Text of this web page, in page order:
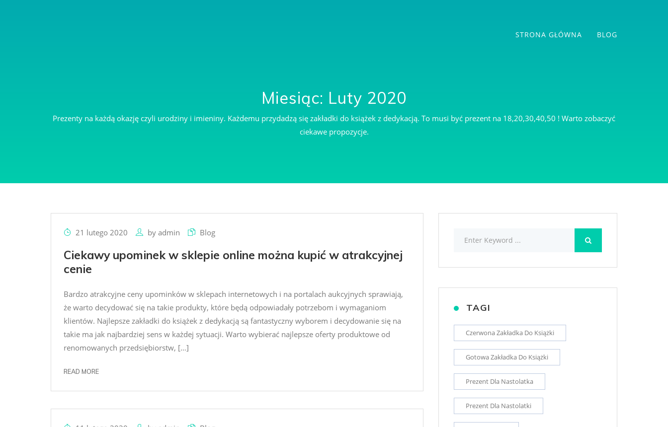
STRONA GŁÓWNA BLOG
Miesiąc: Luty 2020
Prezenty na każdą okazję czyli urodziny i imieniny. Każdemu przydadzą się zakładki do książek z dedykacją. To musi być prezent na 18,20,30,40,50 ! Warto zobaczyć
ciekawe propozycje.
21 lutego 2020 by admin Blog
Ciekawy upominek w sklepie online można kupić w atrakcyjnej
cenie
Bardzo atrakcyjne ceny upominków w sklepach internetowych i na portalach aukcyjnych sprawiają,
że warto decydować się na takie produkty, które będą odpowiadały potrzebom i wymaganiom
klientów. Najlepsze zakładki do książek z dedykacją są fantastyczny wyborem i decydowanie się na
takie ma jak najbardziej sens w każdej sytuacji. Warto wybierać najlepsze oferty produktowe od
renomowanych przedsiębiorstw, […]
READ MORE
TAGI
Czerwona Zakładka Do Książki
Gotowa Zakładka Do Książki
Prezent Dla Nastolatka
Prezent Dla Nastolatki